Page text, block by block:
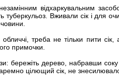
відхаркувальним
туберкульоз. Вживали сік і для
треба не тільки пити
примочки.
бережіть дерево, набравши соку
цілющий сік, не